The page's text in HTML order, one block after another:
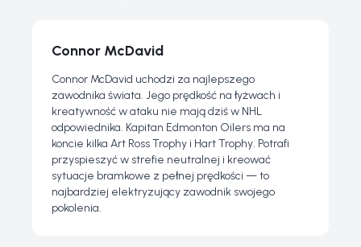
Connor McDavid
Connor McDavid uchodzi za najlepszego
zawodnika świata. Jego prędkość na łyżwach i
kreatywność w ataku nie mają dziś w NHL
odpowiednika. Kapitan Edmonton Oilers ma na
koncie kilka Art Ross Trophy i Hart Trophy. Potrafi
przyspieszyć w strefie neutralnej i kreować
sytuacje bramkowe z pełnej prędkości — to
najbardziej elektryzujący zawodnik swojego
pokolenia.